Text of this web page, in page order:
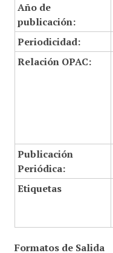
Año de
publicación:
Periodicidad:
Relación OPAC:
Publicación
Periódica:
Etiquetas
Formatos de Salida